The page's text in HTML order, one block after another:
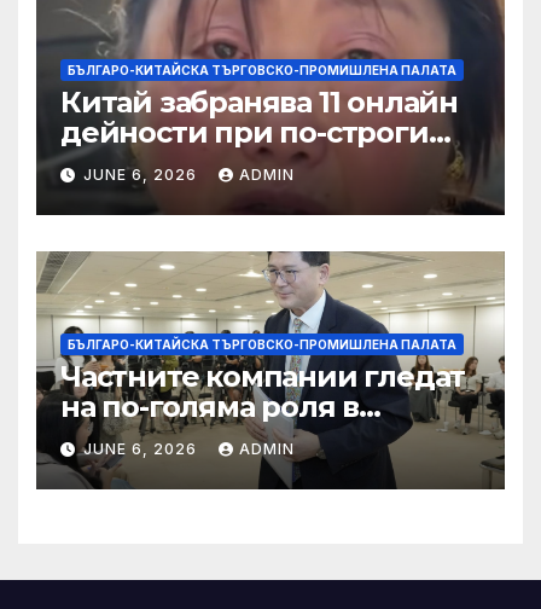
БЪЛГАРО-КИТАЙСКА ТЪРГОВСКО-ПРОМИШЛЕНА ПАЛАТА
Китай забранява 11 онлайн
дейности при по-строги
правила за ограничаване на
слуховете и
кибернасилниците
JUNE 6, 2026 ADMIN
БЪЛГАРО-КИТАЙСКА ТЪРГОВСКО-ПРОМИШЛЕНА ПАЛАТА
Частните компании гледат
на по-голяма роля в
стратегическата
енергетика
JUNE 6, 2026 ADMIN